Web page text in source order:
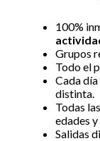
100%
Grupos
Todo el
Cada
distinta.
Todas
edades
Salidas